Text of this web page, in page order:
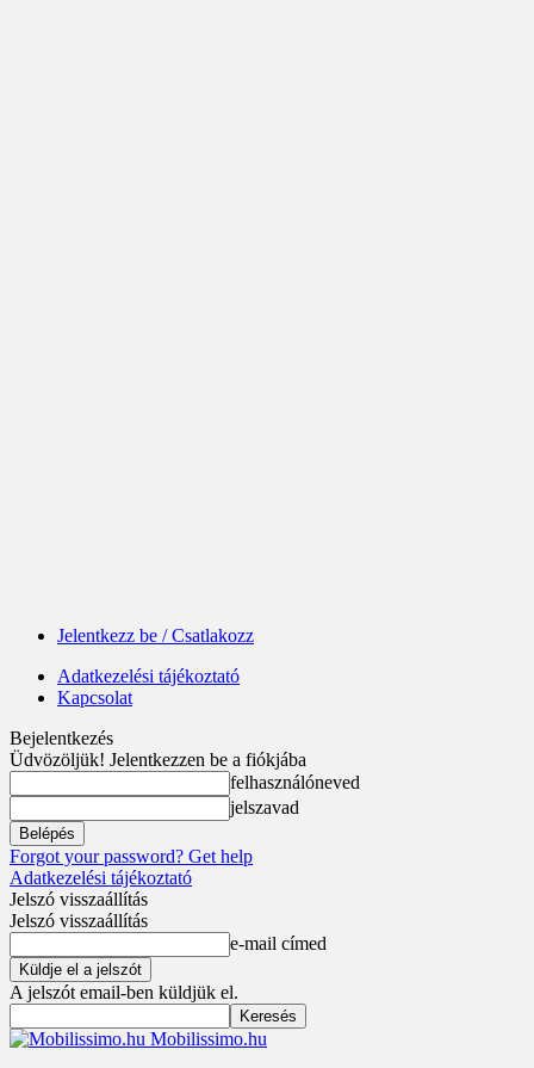
Jelentkezz be / Csatlakozz
Adatkezelési tájékoztató
Kapcsolat
Bejelentkezés
Üdvözöljük! Jelentkezzen be a fiókjába
felhasználóneved
jelszavad
Forgot your password? Get help
Adatkezelési tájékoztató
Jelszó visszaállítás
Jelszó visszaállítás
e-mail címed
A jelszót email-ben küldjük el.
Mobilissimo.hu